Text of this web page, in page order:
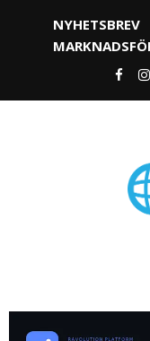
NYHETSBREV